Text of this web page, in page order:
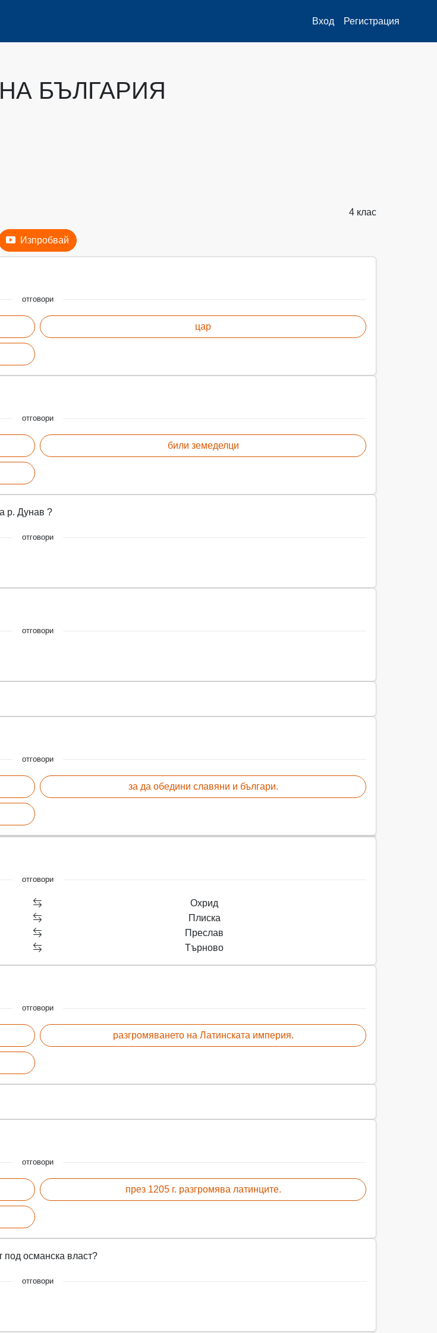
Вход Регистрация
БЪЛГАРИЯ
4 клас
Изпробвай
отговори
цар
отговори
били земеделци
р. Дунав ?
отговори
отговори
отговори
за да обедини славяни и българи.
отговори
Охрид
Плиска
Преслав
Търново
отговори
разгромяването на Латинската империя.
отговори
през 1205 г. разгромява латинците.
под османска власт?
отговори